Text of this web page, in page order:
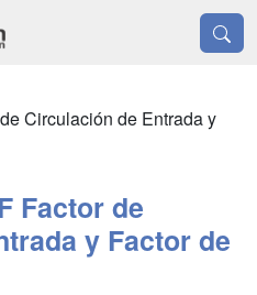
Circulación de Entrada y
Factor de
y Factor de